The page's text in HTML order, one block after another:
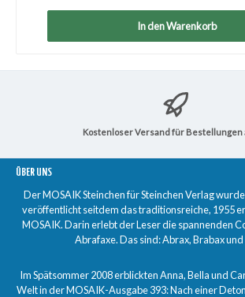
In den Warenkorb
Kostenloser Versand für Bestellungen
ÜBER UNS
Der MOSAIK Steinchen für Steinchen Verlag
veröffentlicht seitdem das traditionsreiche, 1955
MOSAIK. Darin erlebt der Leser die spannenden
Abrafaxe. Das sind: Abrax, Brabax und
Im Spätsommer 2008 erblickten Anna, Bella und
Welt in der MOSAIK-Ausgabe 393: Nach einer